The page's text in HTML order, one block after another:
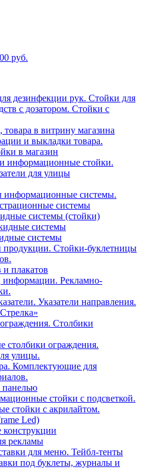
руб.
дезинфекции рук. Стойки для
с дозатором. Стойки с
в витрину магазина
и выкладки товара.
в магазин
информационные стойки.
для улицы
информационные системы.
системы
системы (стойки)
системы
системы
продукции. Стойки-буклетницы
плакатов
информации. Рекламно-
Указатели направления.
Столбики
столбики ограждения.
улицы.
Комплектующие для
панелью
стойки с подсветкой.
стойки с акрилайтом.
Led)
конструкции
рекламы
для меню. Тейбл-тенты
под буклеты, журналы и